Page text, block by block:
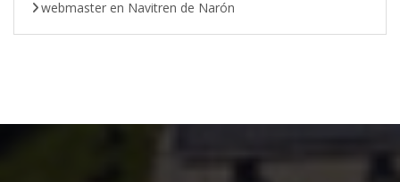
webmaster en Navitren de Narón